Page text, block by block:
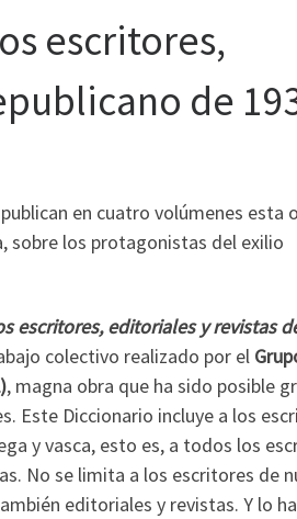
escritores,
de
en cuatro volúmenes esta
sobre los protagonistas del exilio
escritores, editoriales y revistas
colectivo realizado por el
, magna obra que ha sido posible
Este Diccionario incluye a los
y vasca, esto es, a todos los
No se limita a los escritores de
editoriales y revistas. Y lo